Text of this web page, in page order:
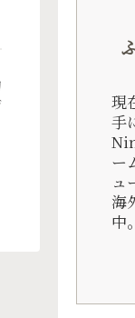
現
手
ー
ュ
海
中。